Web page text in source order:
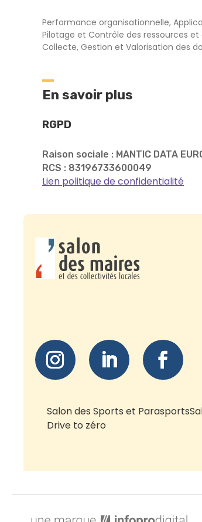
Performance organisationnelle,
Pilotage et Contrôle des ressources et
Collecte, Gestion et Valorisation des
En savoir plus
RGPD
Raison sociale : MANTIC DATA
RCS : 83196733600049
Lien politique de confidentialité
Salon des Sports et Parasports
Drive to zéro